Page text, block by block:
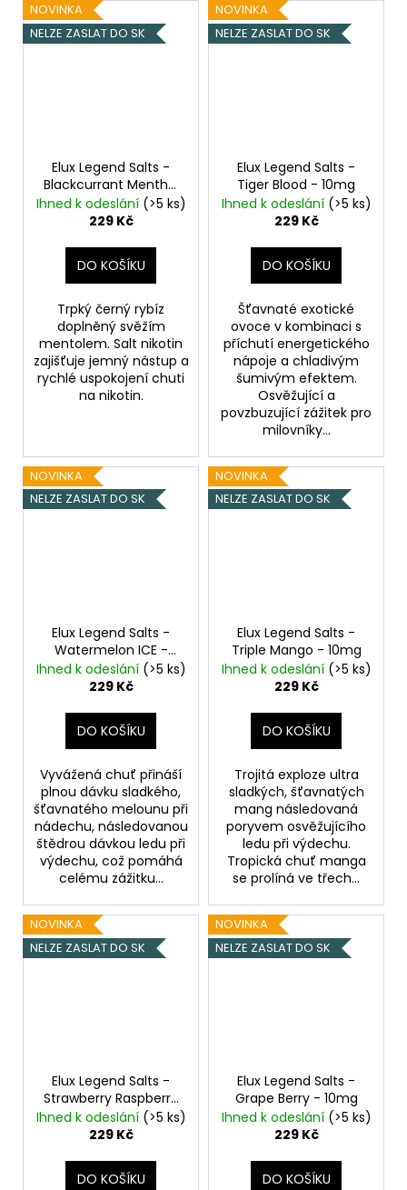
NOVINKA
NELZE ZASLAT DO SK
Elux Legend Salts -
Blackcurrant Menthol
- 10mg
Ihned k odeslání (>5 ks)
229 Kč
DO KOŠÍKU
Trpký černý rybíz
doplněný svěžím
mentolem. Salt nikotin
zajišťuje jemný nástup a
rychlé uspokojení chuti
na nikotin.
NOVINKA
NELZE ZASLAT DO SK
Elux Legend Salts -
Tiger Blood - 10mg
Ihned k odeslání (>5 ks)
229 Kč
DO KOŠÍKU
Šťavnaté exotické
ovoce v kombinaci s
příchutí energetického
nápoje a chladivým
šumivým efektem.
Osvěžující a
povzbuzující zážitek pro
milovníky...
NOVINKA
NELZE ZASLAT DO SK
Elux Legend Salts -
Watermelon ICE -
10mg
Ihned k odeslání (>5 ks)
229 Kč
DO KOŠÍKU
Vyvážená chuť přináší
plnou dávku sladkého,
šťavnatého melounu při
nádechu, následovanou
štědrou dávkou ledu při
výdechu, což pomáhá
celému zážitku...
NOVINKA
NELZE ZASLAT DO SK
Elux Legend Salts -
Triple Mango - 10mg
Ihned k odeslání (>5 ks)
229 Kč
DO KOŠÍKU
Trojitá exploze ultra
sladkých, šťavnatých
mang následovaná
poryvem osvěžujícího
ledu při výdechu.
Tropická chuť manga
se prolíná ve třech...
NOVINKA
NELZE ZASLAT DO SK
Elux Legend Salts -
Strawberry Raspberry
Cherry - 10mg
Ihned k odeslání (>5 ks)
229 Kč
DO KOŠÍKU
NOVINKA
NELZE ZASLAT DO SK
Elux Legend Salts -
Grape Berry - 10mg
Ihned k odeslání (>5 ks)
229 Kč
DO KOŠÍKU